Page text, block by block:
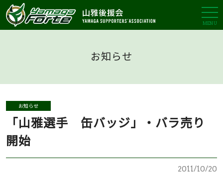
MENU
お知らせ
お知らせ
「山雅選手 缶バッジ」・バラ売り
開始
2011/10/20